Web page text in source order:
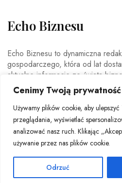
Cenimy Twoją prywatność
Używamy plików cookie, aby
przeglądania, wyświetlać
analizować nasz ruch. Klikając
używanie przez nas plików cookie.
Odrzuć
Echo Biznesu
Echo Biznesu to dynamiczna
gospodarczego, która od lat
aktualne informacje ze świata
doświadczonych dziennikarzy i
codziennie analizuje
trendy gospodarcze oraz decyzje
światową ekonomię.
© Copyright 2026 - Echo Biznesu . All